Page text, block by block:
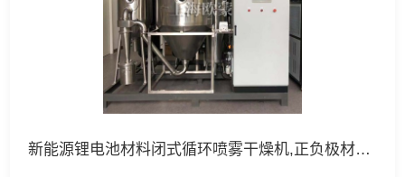
新能源锂电池材料闭式循环喷雾干燥机,正负极材料喷雾干燥机